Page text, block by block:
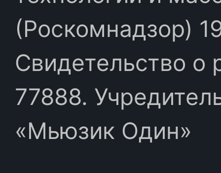
(Роскомнадзор)
Свидетельство
77888.
«Мьюзик Один»